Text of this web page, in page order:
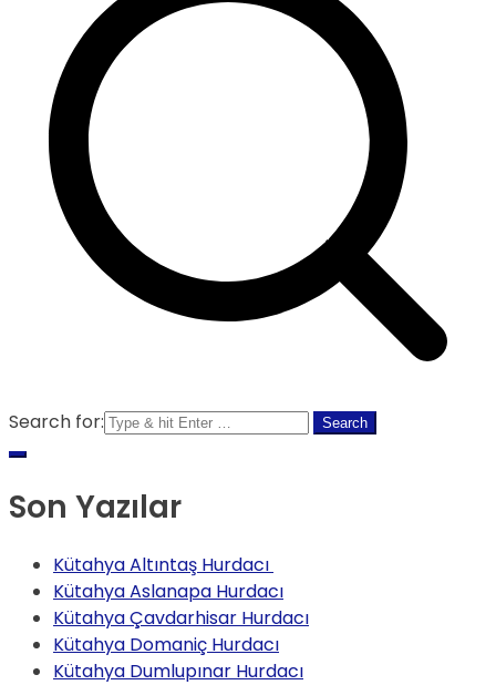
Search for:
Son Yazılar
Kütahya Altıntaş Hurdacı
Kütahya Aslanapa Hurdacı
Kütahya Çavdarhisar Hurdacı
Kütahya Domaniç Hurdacı
Kütahya Dumlupınar Hurdacı